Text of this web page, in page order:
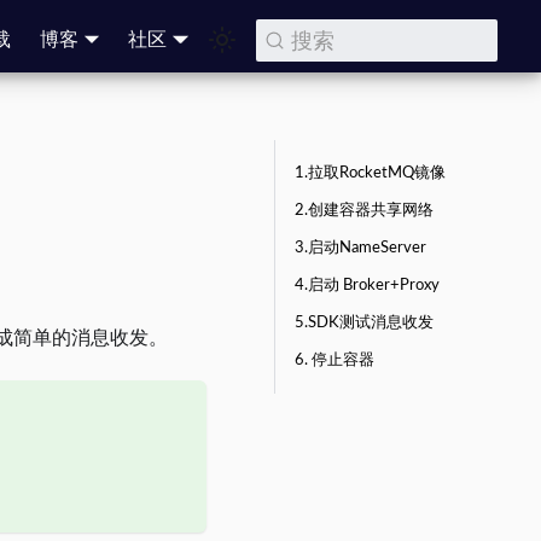
博客 社区 搜索
单的消息收发。
1.拉取RocketMQ镜像
2.创建容器共享网络
3.启动NameServer
4.启动 Broker+Proxy
5.SDK测试消息收发
6. 停止容器